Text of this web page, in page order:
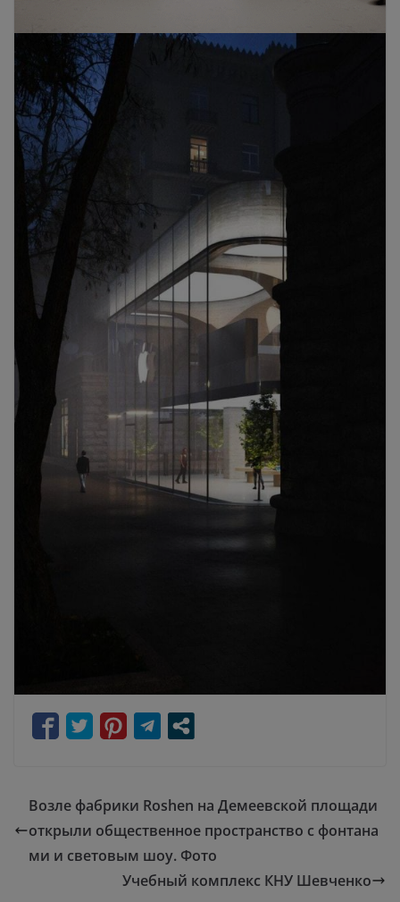
Возле фабрики Roshen на Демеевской площади
открыли общественное пространство с фонтана
ми и световым шоу. Фото
Учебный комплекс КНУ Шевченко